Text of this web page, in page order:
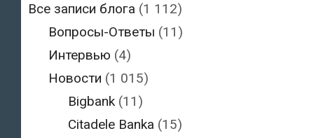
Все записи блога (1 112)
Вопросы-Ответы (11)
Интервью (4)
Новости (1 015)
Bigbank (11)
Citadele Banka (15)